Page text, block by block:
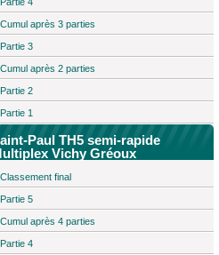
Cumul après 3 parties
Partie 3
Cumul après 2 parties
Partie 2
Partie 1
Paul TH5 semi-rapide
Vichy Gréoux
Classement final
Partie 5
Cumul après 4 parties
Partie 4